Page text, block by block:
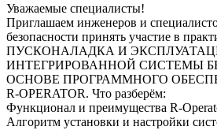
Уважаемые специалисты!
Приглашаем инженеров и
безопасности принять участие в
ПУСКОНАЛАДКА И
ИНТЕГРИРОВАННОЙ СИСТЕМЫ
ОСНОВЕ ПРОГРАММНОГО
R‑OPERATOR. Что разберём:
Функционал и преимущества R-
Алгоритм установки и настройки